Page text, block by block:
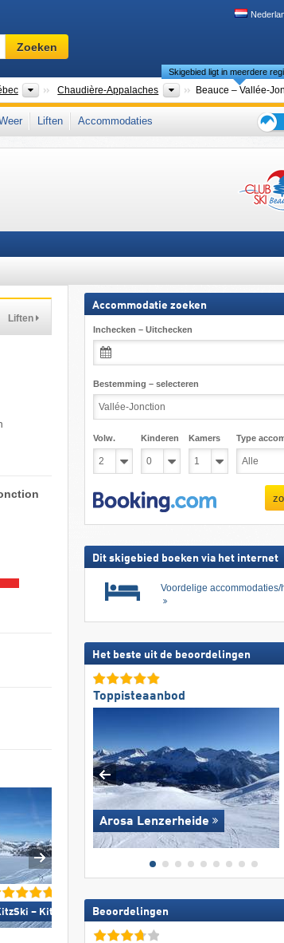
Skigebied,
regio,
…
Zoeken
Provincies
Chaudière-Appalaches Regio's
Skigebied ligt in meerdere
Beauce – Vallée-
noordelijke Appalachen Centraal-Canada Oost-Canada,
Liften
Accommodaties
Liften
– Kitzbühel/​Kirchberg »
Accommodatie zoeken
Inchecken – Uitchecken
Bestemming – selecteren
Volw. Kinderen Kamers Type
Dit skigebied boeken via het internet
Voordelige accommodaties/
Het beste uit de beoordelingen
Toppisteaanbod
Arosa Lenzerheide
Beoordelingen